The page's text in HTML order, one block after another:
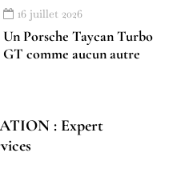
16 juillet 2026
Un Porsche Taycan Turbo
GT comme aucun autre
: Expert